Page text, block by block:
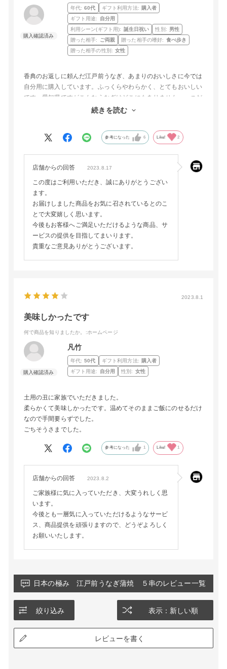
年代: 60代 ギフト利用方法: 購入者
ギフト用途:
自分用
利用シーン(ギフト用): 誕生日祝い 性別: 男性
贈った相手:
ご両親 贈った相手の嗜好: 食べ歩き
贈った相手の性別: 女性
香典のお返しに頼んだ江戸前うなぎ、あまりのおいしさに今では
自分用に購入しています。ふっくらやわらかく、とてもおいしい
です。愛知県ですがこんなうなぎはどこにもありません。一つだ
け注文があるとすれば、山椒とタレは別袋になっているとうれし
続きを読む
参考になった 6 Like! 2
店舗からの回答 2023.8.17
この度はご利用いただき、誠にありがとうござい
ます。
お届けしました商品をお気に召されているとのこ
とで大変嬉しく思います。
今後もお客様へご満足いただけるような商品、サ
ービスの提供を目指してまいります。
貴重なご意見ありがとうございます。
2023.8.1
美味しかったです
何で商品を知りましたか。 :ホームページ
凡竹
年代: 50代 ギフト利用方法: 購入者
ギフト用途:
自分用 性別: 女性
土用の丑に家族でいただきました。
柔らかくて美味しかったです。温めてそのままご飯にのせるだけ
なので手間要らずでした。
ごちそうさまでした。
参考になった 1 Like! 1
店舗からの回答 2023.8.2
ご家族様に気に入っていただき、大変うれしく思
います。
今後とも一層気に入っていただけるようなサービ
ス、商品提供を頑張りますので、どうぞよろしく
お願いいたします。
日本の極み 江戸前うなぎ蒲焼 ５串のレビュー一覧
絞り込み 表示：新しい順
レビューを書く